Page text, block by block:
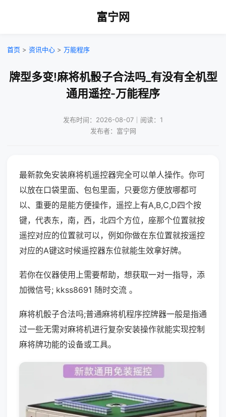
富宁网
首页 > 资讯中心 > 万能程序
牌型多变!麻将机骰子合法吗_有没有全机型
通用遥控-万能程序
发布时间：2026-08-07｜阅读：1
发布者：富宁网
最新款免安装麻将机遥控器完全可以单人操作。你可
以放在口袋里面、包包里面，只要您方便放哪都可
以、重要的是能方便操作，遥控上有A,B,C,D四个按
键，代表东，南，西，北四个方位，座那个位置就按
遥控对应的位置就可以，例如你做在东位置就按遥控
对应的A键这时候遥控器东位就能生效拿好牌。
若你在仪器使用上需要帮助，想获取一对一指导，添
加微信号; kkss8691 随时交流 。
麻将机骰子合法吗;普通麻将机程序控牌器一般是指通
过一些无需对麻将机进行复杂安装操作就能实现控制
麻将牌功能的设备或工具。